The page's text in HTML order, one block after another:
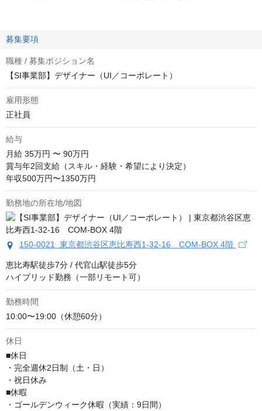
募集要項
職種 / 募集ポジション名
【SI事業部】デザイナー（UI／コーポレート）
雇用形態
正社員
給与
月給 35万円 〜 90万円
賞与年2回支給（スキル・経験・希望により決定）
年収500万円〜1350万円
勤務地の所在地/地図
150-0021 東京都渋谷区恵比寿西1-32-16 COM-BOX 4階
恵比寿駅徒歩7分 / 代官山駅徒歩5分
ハイブリッド勤務（一部リモート可）
勤務時間
10:00〜19:00（休憩60分）
休日
■休日
・完全週休2日制（土・日）
・祝日休み
■休暇
・ゴールデンウィーク休暇（実績：9日間）